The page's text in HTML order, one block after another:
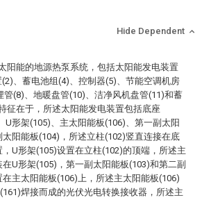
Hide Dependent
阳能的地源热泵系统，包括太阳能发电装置
、蓄电池组(4)、控制器(5)、节能空调机房
管(8)、地暖盘管(10)、洁净风机盘管(11)和蓄
征在于，所述太阳能发电装置包括底座
U形架(105)、主太阳能板(106)、第一副太阳
阳能板(104)，所述立柱(102)竖直连接在底
U形架(105)设置在立柱(102)的顶端，所述主
U形架(105)，第一副太阳能板(103)和第二副
主太阳能板(106)上，所述主太阳能板(106)
焊接而成的光伏光电转换接收器，所述主